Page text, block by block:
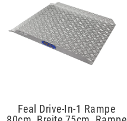
Feal Drive-In-1 Rampe